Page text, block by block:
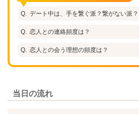
デート中は、手を繋ぐ派？繋がない派？
恋人との連絡頻度は？
恋人との会う理想の頻度は？
当日の流れ